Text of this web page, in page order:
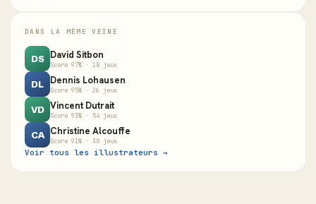
DANS LA MÊME VEINE
DS David Sitbon
Score 97% · 18 jeux
DL Dennis Lohausen
Score 95% · 26 jeux
VD Vincent Dutrait
Score 93% · 54 jeux
CA Christine Alcouffe
Score 91% · 30 jeux
Voir tous les illustrateurs →